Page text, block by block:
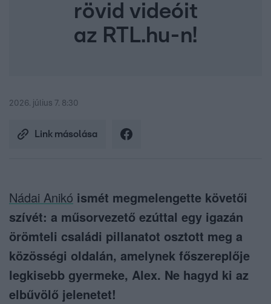
rövid videóit
az RTL.hu-n!
2026. július 7. 8:30
Link másolása
Nádai Anikó ismét megmelengette követői
szívét: a műsorvezető ezúttal egy igazán
örömteli családi pillanatot osztott meg a
közösségi oldalán, amelynek főszereplője
legkisebb gyermeke, Alex. Ne hagyd ki az
elbűvölő jelenetet!